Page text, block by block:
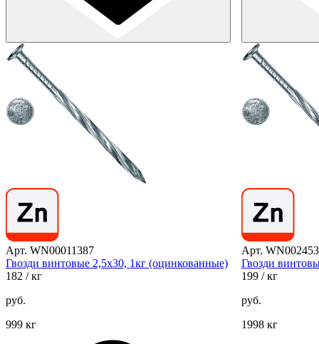
Арт. WN00011387
Гвозди винтовые 2,5х30, 1кг (оцинкованные)
182 / кг
руб.
999 кг
Арт.
Гвозди
199 / кг
руб.
1998 кг